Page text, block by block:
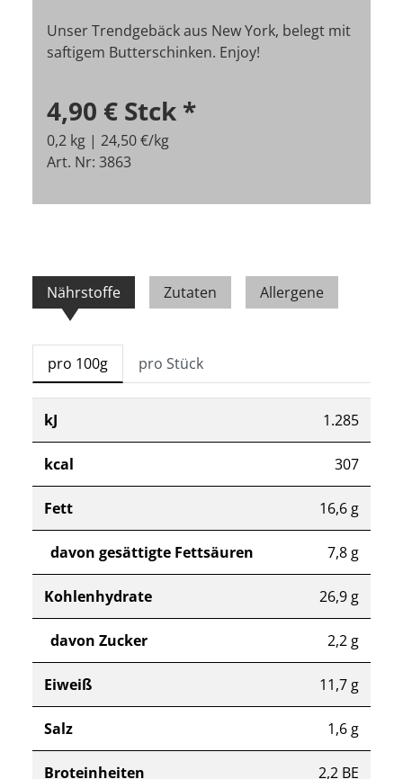
Unser Trendgebäck aus New York, belegt mit
saftigem Butterschinken. Enjoy!
4,90 € Stck *
0,2 kg | 24,50 €/kg
Art. Nr: 3863
Nährstoffe Zutaten Allergene
pro 100g pro Stück
kJ 1.285
kcal 307
Fett 16,6 g
davon gesättigte Fettsäuren 7,8 g
Kohlenhydrate 26,9 g
davon Zucker 2,2 g
Eiweiß 11,7 g
Salz 1,6 g
Broteinheiten 2,2 BE